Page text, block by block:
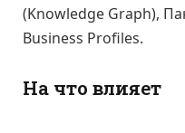
(Knowledge Graph),
Business Profiles.
На что влияет